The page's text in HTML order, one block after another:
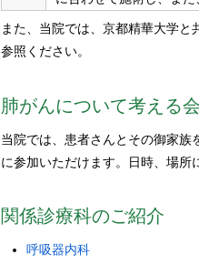
また、当院では、京都精華大学
参照ください。
肺がんについて考える会
当院では、患者さんとその御家
に参加いただけます。日時、場所
関係診療科のご紹介
呼吸器内科